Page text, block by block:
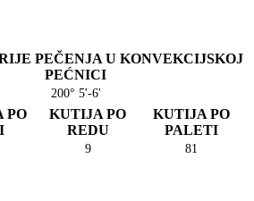
PEČENJA U KONVEKCIJSKOJ
PEĆNICI
200° 5'-6'
PO
KUTIJA PO
REDU
KUTIJA PO
PALETI
9 81